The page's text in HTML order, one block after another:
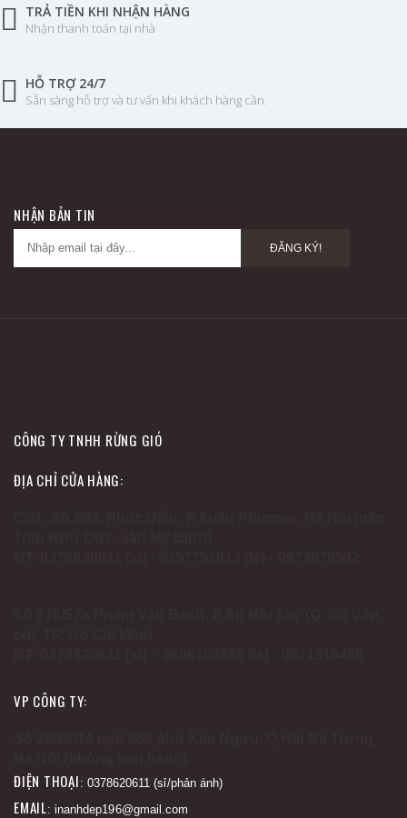
TRẢ TIỀN KHI NHẬN HÀNG
Nhận thanh toán tại nhà
HỖ TRỢ 24/7
Sẵn sàng hỗ trợ và tư vấn khi khách hàng cần.
NHẬN BẢN TIN
ĐĂNG KÝ!
CÔNG TY TNHH RỪNG GIÓ
ĐỊA CHỈ CỬA HÀNG:
VP CÔNG TY:
ĐIỆN THOẠI : 0378620611 (sỉ/phản ánh)
EMAIL: inanhdep196@gmail.com